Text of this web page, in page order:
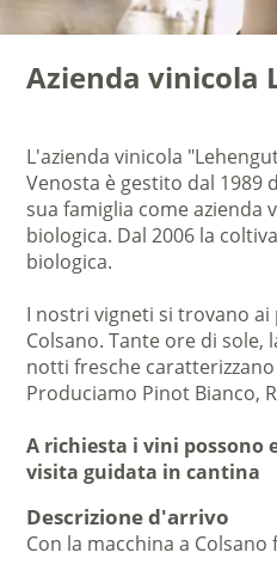
Azienda vinicola
L'azienda vinicola
Venosta è gestito dal 1989
sua famiglia come azienda
biologica. Dal 2006 la
biologica.
I nostri vigneti si trovano ai
Colsano. Tante ore di sole,
notti fresche
Produciamo Pinot Bianco,
A richiesta i vini possono
visita guidata in cantina
Descrizione d'arrivo
Con la macchina a